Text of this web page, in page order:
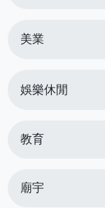
美業
娛樂休閒
教育
廟宇